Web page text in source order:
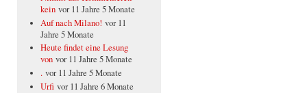
kein vor 11 Jahre 5 Monate
Auf nach Milano! vor 11
Jahre 5 Monate
Heute findet eine Lesung
von vor 11 Jahre 5 Monate
. vor 11 Jahre 5 Monate
Urfi vor 11 Jahre 6 Monate